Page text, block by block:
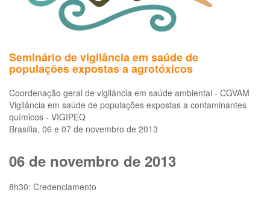
Seminário de vigilância em saúde de
populações expostas a agrotóxicos
Coordenação geral de vigilância em saúde ambiental - CGVAM
Vigilância em saúde de populações expostas a contaminantes
químicos - VIGIPEQ
Brasília, 06 e 07 de novembro de 2013
06 de novembro de 2013
8h30: Credenciamento